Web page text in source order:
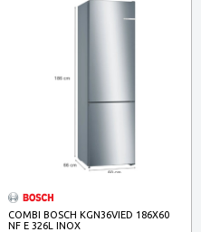
COMBI BOSCH KGN36VIED 186X60
NF E 326L INOX